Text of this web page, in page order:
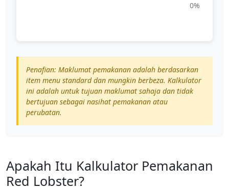
0%
Penafian: Maklumat pemakanan adalah berdasarkan
item menu standard dan mungkin berbeza. Kalkulator
ini adalah untuk tujuan maklumat sahaja dan tidak
bertujuan sebagai nasihat pemakanan atau
perubatan.
Apakah Itu Kalkulator Pemakanan
Red Lobster?